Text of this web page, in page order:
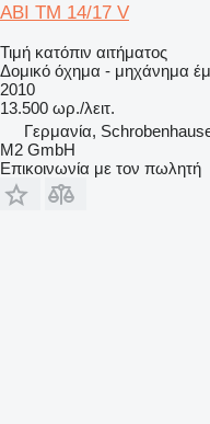
ABI TM 14/17 V
Τιμή κατόπιν αιτήματος
Δομικό όχημα - μηχάνημα
2010
13.500 ωρ./λειτ.
Γερμανία,
M2 GmbH
Επικοινωνία με τον πωλητή